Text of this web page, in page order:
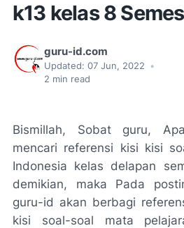
k13 kelas 8
guru-id.com
Updated: 07 Jun, 2022
•
2 min read
Bismillah, Sobat guru,
mencari referensi kisi kisi
Indonesia kelas delapan
demikian, maka Pada
guru-id akan berbagi
kisi soal-soal mata